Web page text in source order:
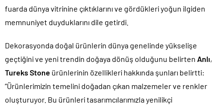
fuarda dünya vitrinine çıktıklarını ve gördükleri yoğun ilgiden
memnuniyet duyduklarını dile getirdi.
Dekorasyonda doğal ürünlerin dünya genelinde yükselişe
geçtiğini ve yeni trendin doğaya dönüş olduğunu belirten Anlı,
Tureks Stone ürünlerinin özellikleri hakkında şunları belirtti:
“Ürünlerimizin temelini doğadan çıkan malzemeler ve renkler
oluşturuyor. Bu ürünleri tasarımcılarımızla yenilikçi